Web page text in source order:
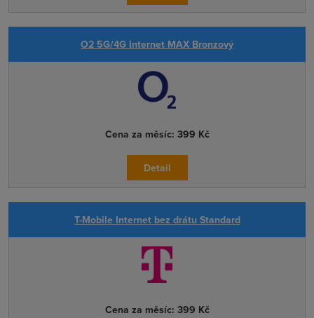
O2 5G/4G Internet MAX Bronzový
Cena za měsíc: 399 Kč
Detail
T-Mobile Internet bez drátu Standard
Cena za měsíc: 399 Kč